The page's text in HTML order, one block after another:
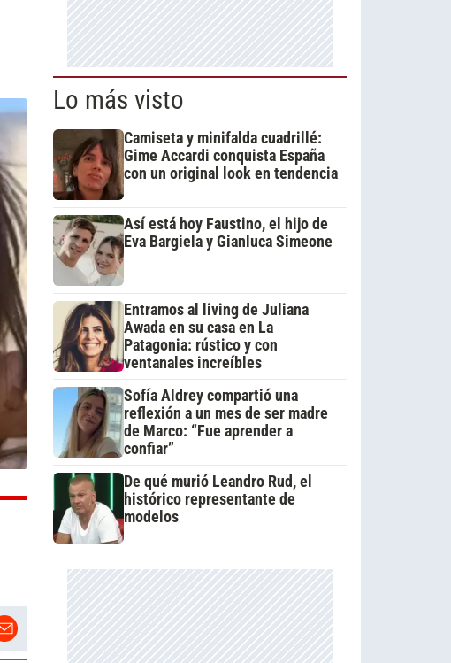
Lo más visto
Camiseta y minifalda cuadrillé:
Gime Accardi conquista España
con un original look en tendencia
Así está hoy Faustino, el hijo de
Eva Bargiela y Gianluca Simeone
Entramos al living de Juliana
Awada en su casa en La
Patagonia: rústico y con
ventanales increíbles
Sofía Aldrey compartió una
reflexión a un mes de ser madre
de Marco: “Fue aprender a
confiar”
De qué murió Leandro Rud, el
histórico representante de
modelos